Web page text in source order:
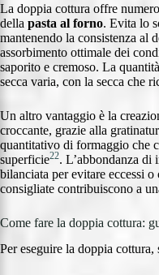
La doppia cottura offre
della pasta al forno. Evita lo
mantenendo la consistenza al
assorbimento ottimale dei
saporito e cremoso. La
secca varia, con la secca che
Un altro vantaggio è la
croccante, grazie alla
quantitativo di formaggio che
superficie22. L’abbondanza di
bilanciata per evitare eccessi o
consigliate contribuiscono a
Come fare la doppia cottura:
Per eseguire la doppia